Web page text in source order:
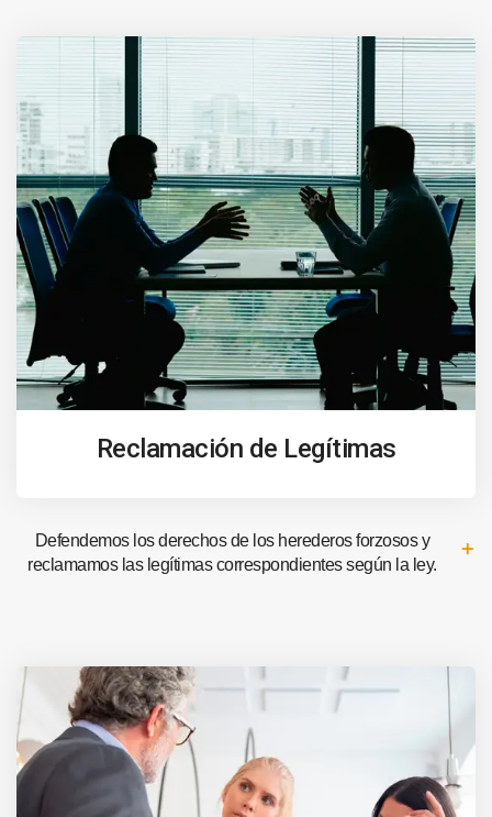
Reclamación de Legítimas
Defendemos los derechos de los herederos forzosos y
reclamamos las legítimas correspondientes según la ley.